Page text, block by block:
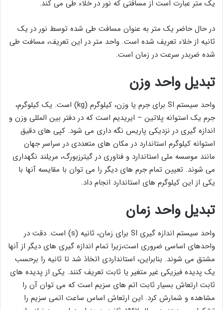
یک متر عبارت است از مسافتی که نور در خلاء طی می کند.
در حال حاضر یک متر به عنوان مسافت طی شده توسط نور در یک
ثانیه از خلاء تعریف شده است. واحد متر در این تعریف، مسافت طی
شده ضربدر سرعت در زمان است.
تبدیل واحد وزن
واحد سیستم SI برای جرم یا وزن، کیلوگرم (kg) است. یک کیلوگرم،
جرم یک استوانه پلاتین – ایریدیم است که در دفتر بین المللی وزن و
اندازه گیری در نزدیکی پاریس نگه داری می شود. کپی ‌های دقیق
استوانه کیلوگرم استاندارد در مکان‌ های متعددی در سراسر جهان
مانند موسسه ملی استاندارد و فناوری در گیترزبورگ، مریلند نگهداری
می ‌شوند. تعیین تمام جرم های دیگر را می توان با مقایسه آنها با
یکی از این کیلوگرم های استاندارد انجام داد.
تبدیل واحد زمان
واحد سیستم اندازه گیری SI برای زمان، ثانیه (s) است. دقت در
واحدهای اساسی ضروری است،زیرا تمام اندازه ‌گیری‌ های دیگر از آنها
مشتق می ‌شوند. بنابراین، استانداردی اتخاذ شد تا ثانیه را برحسب
یک پدیده فیزیکی غیر متغیر یا ثابت تعریف کنند. یکی از پدیده های
ثابت ارتعاش بسیار ثابت اتم های سزیم است که می توان آن را
مشاهده و شمارش کرد. این ارتعاش اساس ساعت اتمی سزیم را